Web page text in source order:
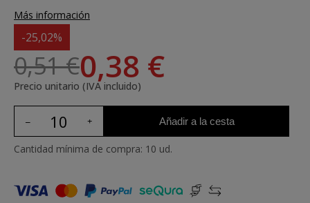
Más información
-25,02%
0,51 €0,38 €
Precio unitario (IVA incluido)
Añadir a la cesta
Cantidad mínima de compra: 10 ud.